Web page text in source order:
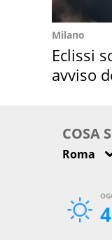
Milano
Eclissi
avviso